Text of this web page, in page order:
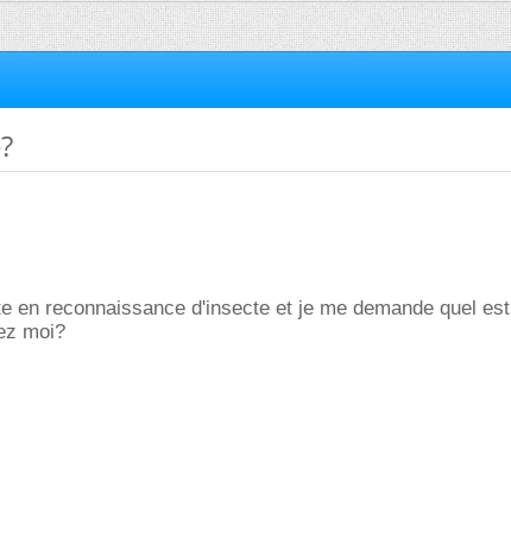
en reconnaissance d'insecte et je me demande quel est
moi?